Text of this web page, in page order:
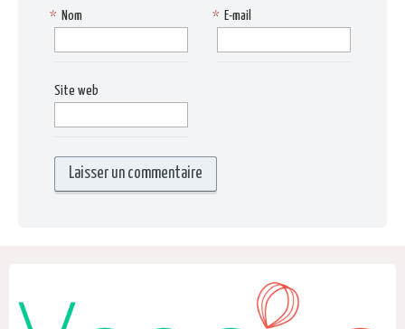
Nom
* E-mail
*
Site web